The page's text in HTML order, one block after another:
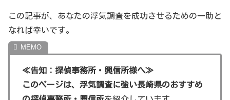
長崎県は、都市部と地方部で生活環境が異なるため、浮気
調査のアプローチもそれぞれ異なります。
長崎県の法律事情
長崎県でも、浮気調査はプライバシーの侵害になる可能性
があるため、法律の範囲内で行われるべきです。
この記事が、あなたの浮気調査を成功させるための一助と
なれば幸いです。
≪告知：探偵事務所・興信所様へ≫
このページは、浮気調査に強い長崎県のおすすめ